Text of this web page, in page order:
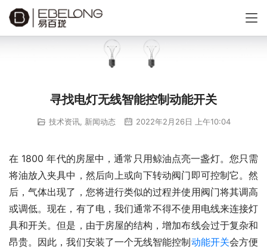
寻找电灯无线智能控制动能开关
技术资讯, 新闻动态 2022年2月26日 上午10:04
在 1800 年代的房屋中，通常只用鲸油点亮一盏灯。您只需
将油放入夹具中，然后向上或向下转动阀门即可控制它。然
后，气体出现了，您将进行类似的过程并使用阀门将其调高
或调低。现在，有了电，我们通常不得不使用电线来连接灯
具和开关。但是，由于房屋的结构，增加布线会过于复杂和
昂贵。因此，我们安装了一个无线智能控制动能开关会方便